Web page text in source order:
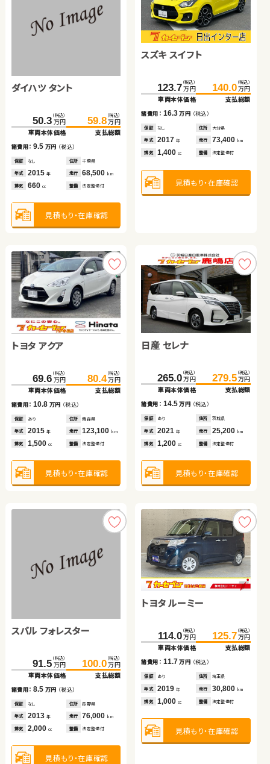
ダイハツ タント
50.3 （税込）
万円
車両本体価格
59.8 （税込）
万円
支払総額
諸費用：9.5 万円 （税込）
保証 なし 住所 千葉県
年式 2015 年 走行 68,500 km
排気 660 cc 整備 法定整備付
見積もり・在庫確認
スズキ スイフト
123.7 （税込）
万円
車両本体価格
140.0 （税込）
万円
支払総額
諸費用： 16.3万円 （税込）
保証 なし 住所 大分県
年式 2017年 走行 73,400 km
排気 1,400cc 整備 法定整備付
見積もり・在庫確認
トヨタ アクア
69.6 （税込）
万円
車両本体価格
80.4（税込）
万円
支払総額
諸費用：10.8 万円 （税込）
保証 あり 住所 青森県
年式 2015 年 走行 123,100 km
排気 1,500 cc 整備 法定整備付
見積もり・在庫確認
日産 セレナ
265.0 （税込）
万円
車両本体価格
279.5 （税込）
万円
支払総額
諸費用： 14.5万円 （税込）
保証 あり 住所 茨城県
年式 2021年 走行 25,200 km
排気 1,200cc 整備 法定整備付
見積もり・在庫確認
スバル フォレスター
91.5 （税込）
万円
車両本体価格
100.0 （税込）
万円
支払総額
諸費用：8.5 万円 （税込）
保証 なし 住所 長野県
年式 2013 年 走行 76,000 km
排気 2,000 cc 整備 法定整備付
見積もり・在庫確認
トヨタ ルーミー
114.0 （税込）
万円
車両本体価格
125.7 （税込）
万円
支払総額
諸費用： 11.7万円 （税込）
保証 あり 住所 埼玉県
年式 2019年 走行 30,800 km
排気 1,000cc 整備 法定整備付
見積もり・在庫確認
スズキ アルト ＨＢ
65.2 （税込）
万円
車両本体価格
75.9 （税込）
万円
支払総額
諸費用：10.7万円（税込）
保証 あり 住所 岩手県
年式 2021 年 走行 31,600 km
排気 660 cc 整備 法定整備付
見積もり・在庫確認
スズキ ジムニーシエラ
249.7（税込）
万円
車両本体価格
258.5（税込）
万円
支払総額
4,600
1,500
見積もり・在庫確認
トヨタ プリウス アルファ
69.1 （税込）
万円
車両本体価格
83.1（税込）
万円
支払総額
諸費用：14.0 万円 （税込）
保証 あり 住所 埼玉県
年式 2013 年 走行 85,300km
排気 1,800 cc 整備 法定整備付
見積もり・在庫確認
日産 セレナ
119.9 （税込）
万円
車両本体価格
124.9 （税込）
万円
支払総額
諸費用： 5.0万円（税込）
保証 あり 住所 徳島県
年式 2016年 走行 71,000 km
排気 2,000cc 整備 法定整備付
見積もり・在庫確認
161.5（税込）
万円
諸費用：8.2 万円（税込）
なし 岡山県
年式 2018年 走行
排気 2,000 整備 なし
見積もり・在庫確認
ダイハツ ムーヴ キャンバ
102.0 （税込）
万円
車両本体価格
105.0 （税込）
万円
支払総額
諸費用： 3.0万円（税込）
保証 あり 住所 宮城県
年式 2017年 走行 54,300 km
排気 660cc 整備 法定整備付
見積もり・在庫確認
254.9（税込）
諸費用：5.0 万円（税込）
あり 徳島県
年式 2021年 走行
排気 2,000 整備 法定整備付
見積もり・在庫確認
トヨタ プリウス
224.8（税込）
万円
車両本体価格
240.9（税込）
万円
支払総額
44,000
1,800
見積もり・在庫確認
スズキ ワゴンＲ
66.0（税込）
万円
諸費用：3.0 万円（税込）
あり 宮城県
年式 2014年 走行
排気 660 整備 なし
見積もり・在庫確認
ダイハツ ムーヴ キャンバ
ス
79.9（税込）
諸費用：5.0万円（税込）
あり
年式 2017年 走行
排気 660 整備 法定整備付
見積もり・在庫確認
トヨタ ヴェルファイア
車両本体価格
支払総額
諸費用：9.8万円 （税込）
2010 年 138,700km
2,400cc 法定整備付
見積もり・在庫確認
スズキ ワゴンＲ
21.6 （税込）
諸費用： 8.2 万円（税込）
あり
年式 2014年 走行
排気 660 整備 法定整備付
見積もり・在庫確認